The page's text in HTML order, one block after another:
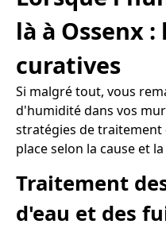
là à Ossenx
curatives
Si malgré tout, vous
d'humidité dans vos
stratégies de
place selon la cause et
Traitement
d'eau et des